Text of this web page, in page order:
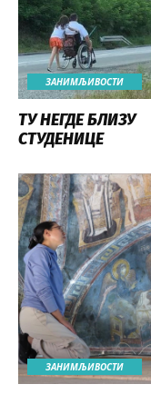
ЗАНИМЉИВОСТИ
ТУ НЕГДЕ БЛИЗУ
СТУДЕНИЦЕ
ЗАНИМЉИВОСТИ